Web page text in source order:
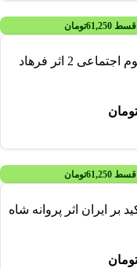
قسط 61,250تومان
انگلیسی برای دانشجویان رشته های علوم اجتماعی 2 اثر فرهاد
تومان
قسط 61,250تومان
ایران اثر پروانه شاه
تومان